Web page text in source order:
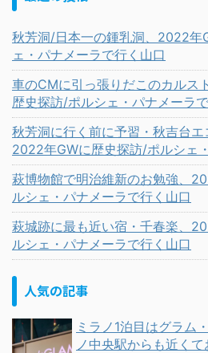
秋芳洞/日本一の鍾乳洞、2022年
ェ・パナメーラで行く山口
車のCMに引っ張りだこのカルス
歴史探訪/ポルシェ・パナメーラ
秋芳洞に行く前に予習・秋吉台エ
2022年GWに歴史探訪/ポルシェ
萩博物館で明治維新のお勉強、
ルシェ・パナメーラで行く山口
萩城跡に最も近い宿・千春楽、
ルシェ・パナメーラで行く山口
人気の記事
ミラノ1泊目はグラム
ノ中央駅からも近くて